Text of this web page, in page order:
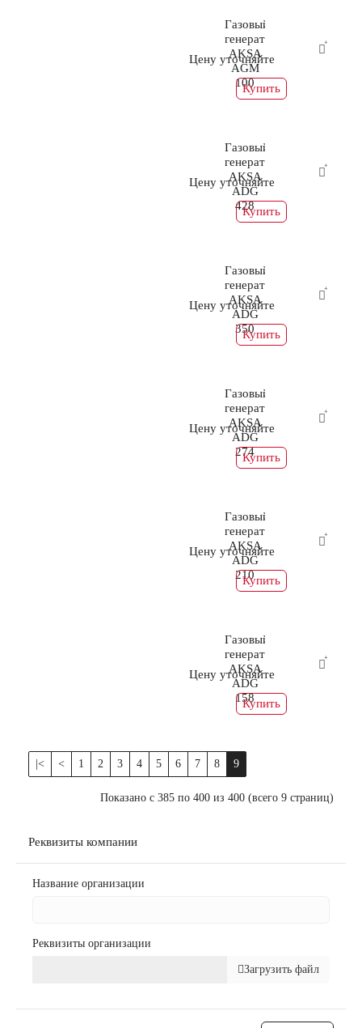
Газовый
генератор
AKSA
AGM
100
Цену уточняйте
Купить
Газовый
генератор
AKSA
ADG
428
Цену уточняйте
Купить
Газовый
генератор
AKSA
ADG
350
Цену уточняйте
Купить
Газовый
генератор
AKSA
ADG
274
Цену уточняйте
Купить
Газовый
генератор
AKSA
ADG
210
Цену уточняйте
Купить
Газовый
генератор
AKSA
ADG
158
Цену уточняйте
Купить
|< < 1 2 3 4 5 6 7 8 9
Показано с 385 по 400 из 400 (всего 9 страниц)
Реквизиты компании
Название организации
Реквизиты организации
Загрузить файл